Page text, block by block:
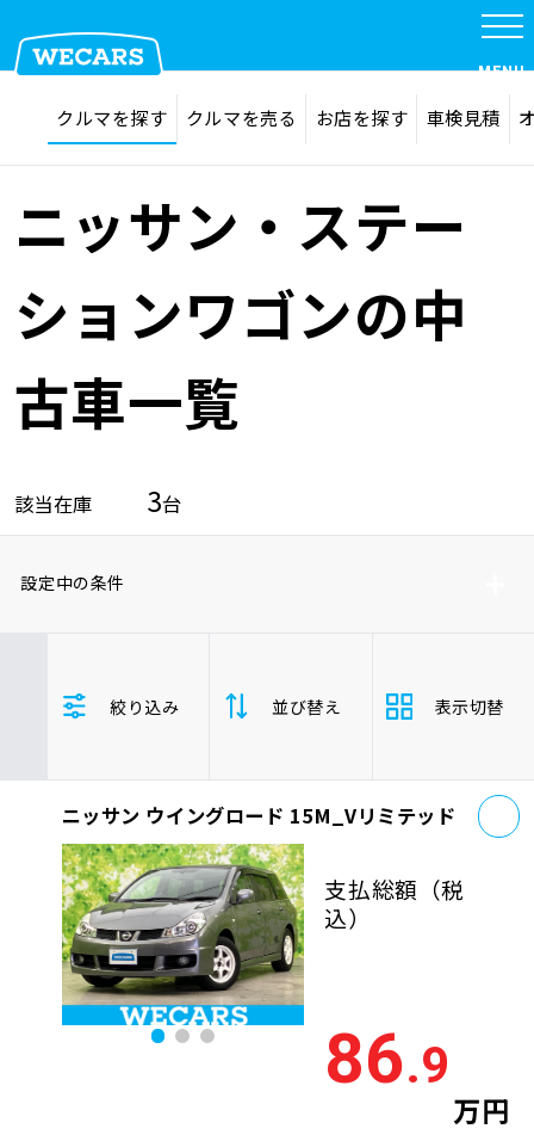
在庫検索 サイト内検索
MENU
クルマを探す
品質管理とサポート体制
オイル交換・点検・整備予約
企業情報
0120-733-500
クルマを探す クルマを売る お店を探す 車検見積
ニッサン・ステー
ションワゴンの中
古車一覧
該当在庫 3台
設定中の条件
絞り込み
並び替え
支払総
額
安い順 高
年式 新しい順
走行距
離
少ない順
排気量 大きい順
少な
表示切替
ニッサン ウイングロード 15M_Vリミテッド
支払総額 （税
込）
86.9
万円